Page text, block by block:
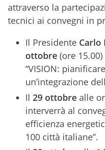
attraverso la
tecnici ai convegni in
Il Presidente Carlo
ottobre (ore
“VISION:
un’integrazione
Il 29 ottobre alle
interverrà al
efficienza
100 città italiane”.